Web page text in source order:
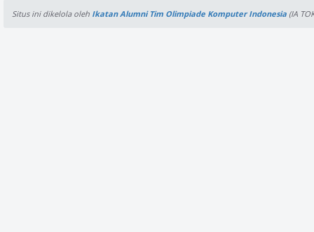
Situs ini dikelola oleh Ikatan Alumni Tim Olimpiade Komputer Indonesia (IA